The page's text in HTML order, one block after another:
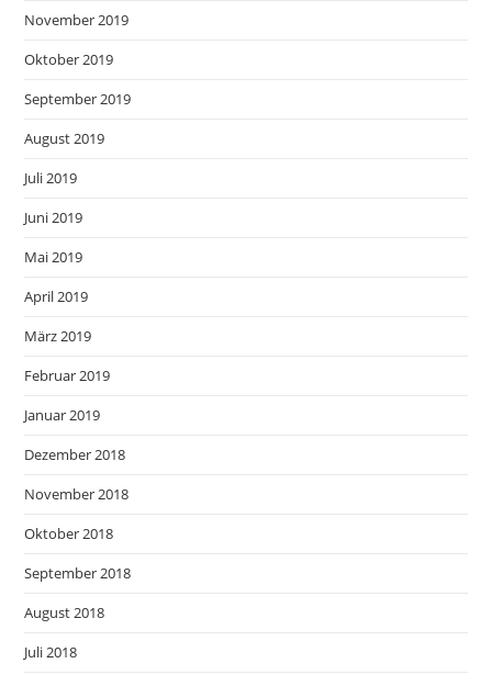
November 2019
Oktober 2019
September 2019
August 2019
Juli 2019
Juni 2019
Mai 2019
April 2019
März 2019
Februar 2019
Januar 2019
Dezember 2018
November 2018
Oktober 2018
September 2018
August 2018
Juli 2018